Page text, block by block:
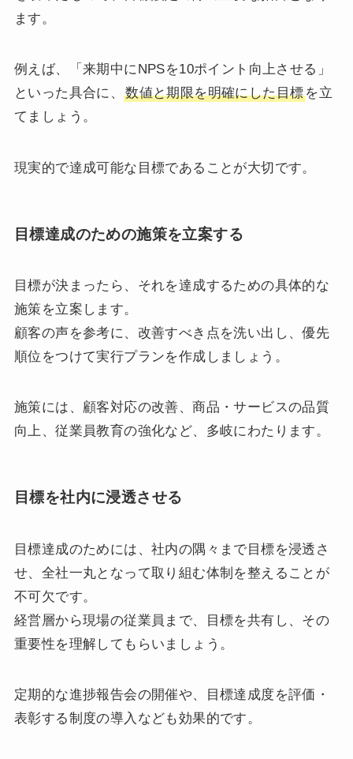
ます。
例えば、「来期中にNPSを10ポイント向上させる」
といった具合に、数値と期限を明確にした目標を立
てましょう。
現実的で達成可能な目標であることが大切です。
目標達成のための施策を立案する
目標が決まったら、それを達成するための具体的な
施策を立案します。
顧客の声を参考に、改善すべき点を洗い出し、優先
順位をつけて実行プランを作成しましょう。
施策には、顧客対応の改善、商品・サービスの品質
向上、従業員教育の強化など、多岐にわたります。
目標を社内に浸透させる
目標達成のためには、社内の隅々まで目標を浸透さ
せ、全社一丸となって取り組む体制を整えることが
不可欠です。
経営層から現場の従業員まで、目標を共有し、その
重要性を理解してもらいましょう。
定期的な進捗報告会の開催や、目標達成度を評価・
表彰する制度の導入なども効果的です。